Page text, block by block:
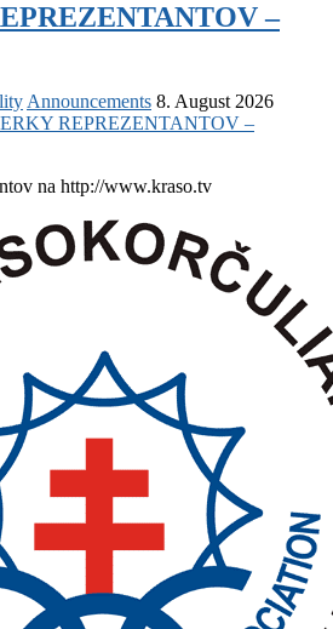
–
Announcements 8. August 2026
REPREZENTANTOV –
na http://www.kraso.tv